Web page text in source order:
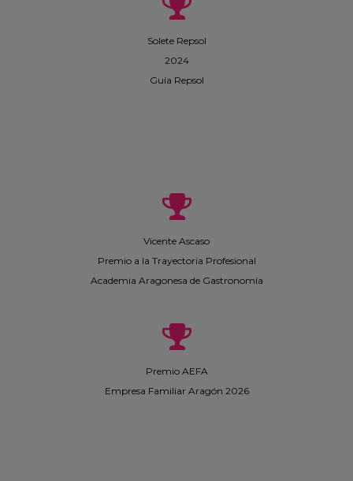
Solete Repsol
2024
Guía Repsol
Vicente Ascaso
Premio a la Trayectoria Profesional
Academia Aragonesa de Gastronomía
Premio AEFA
Empresa Familiar Aragón 2026